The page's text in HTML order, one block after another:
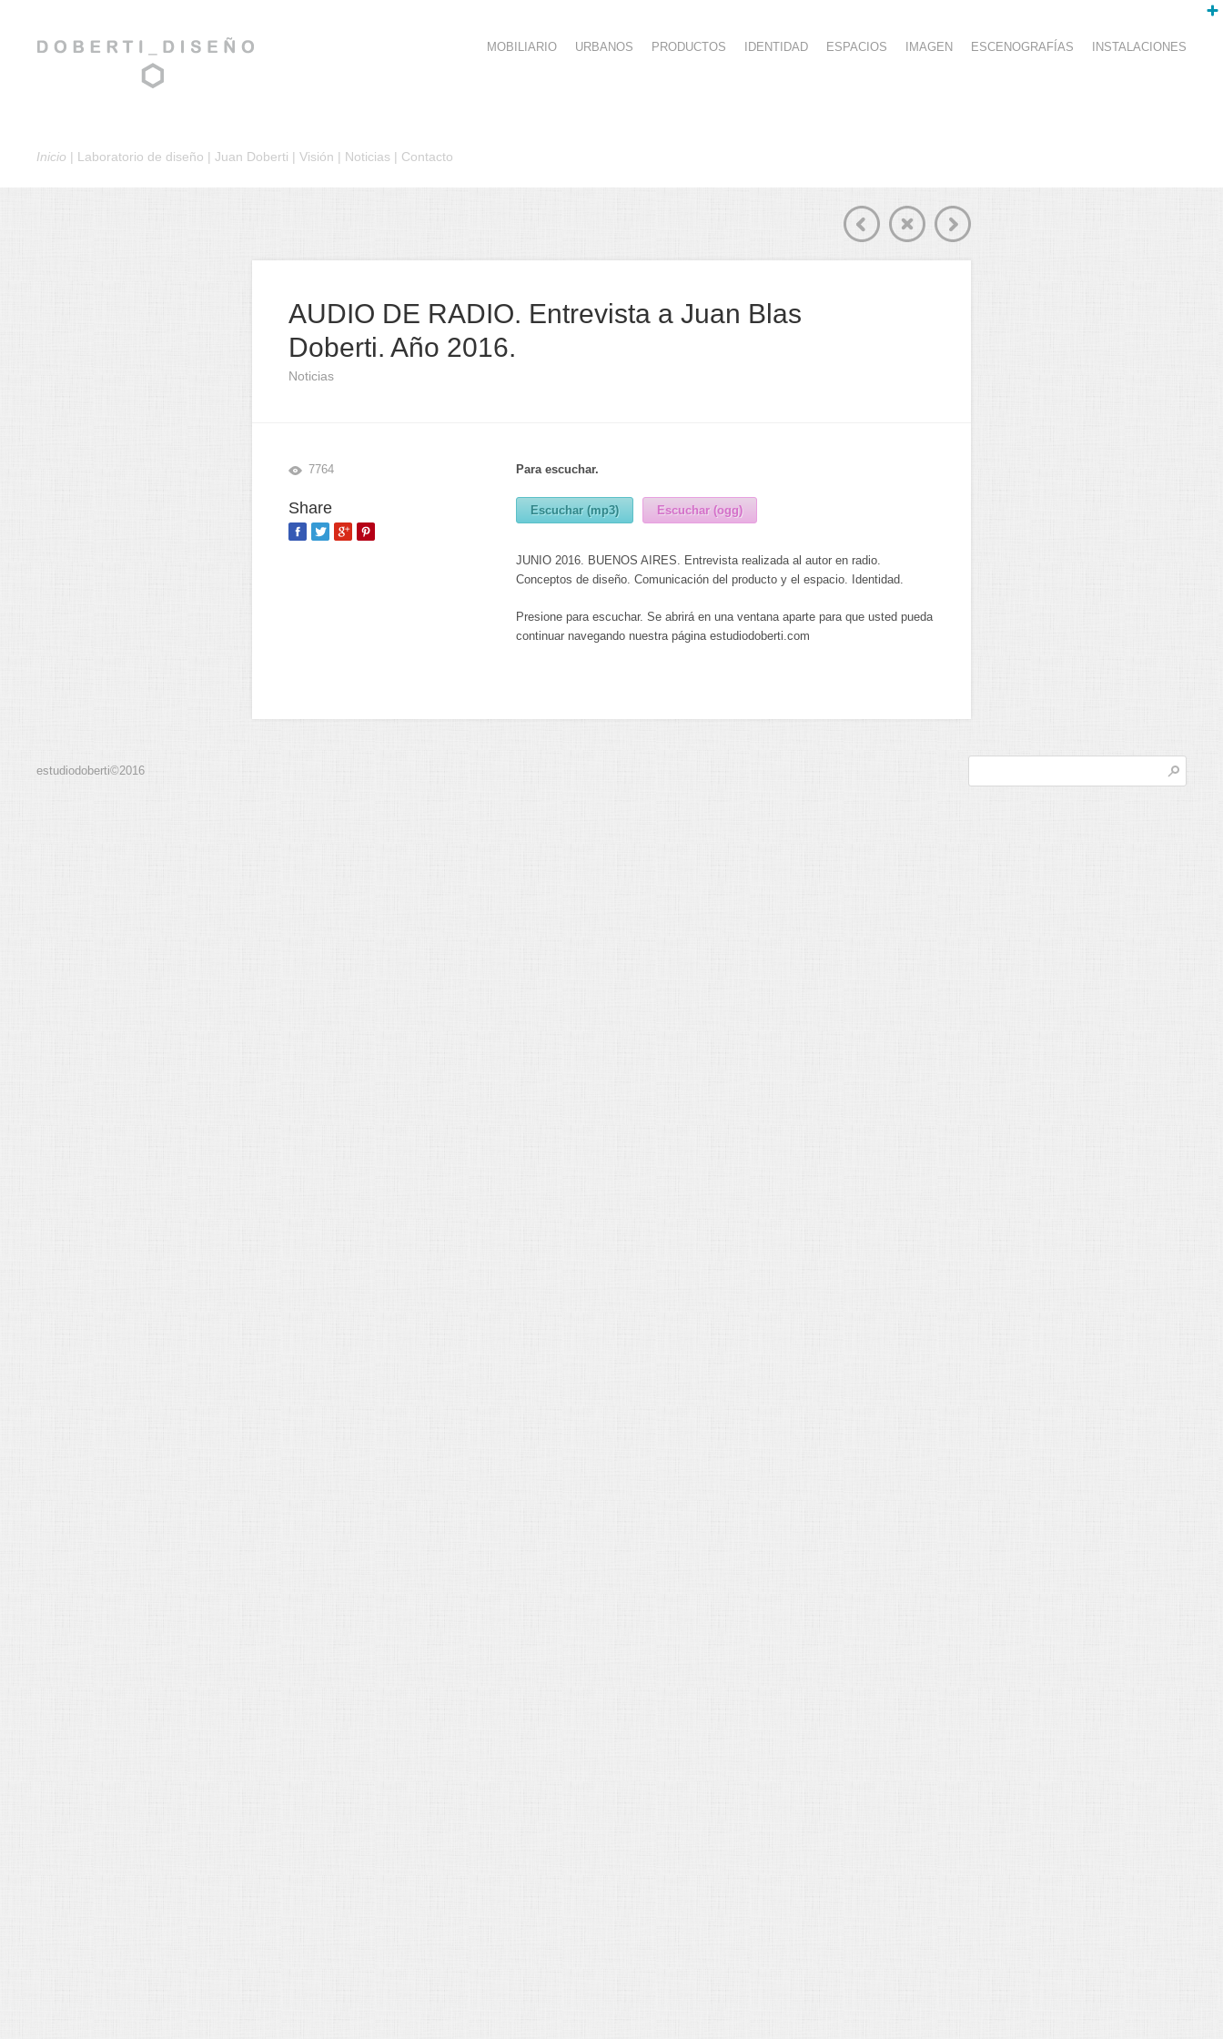
MOBILIARIO URBANOS PRODUCTOS IDENTIDAD ESPACIOS IMAGEN ESCENOGRAFÍAS INSTALACIONES
Inicio | Laboratorio de diseño | Juan Doberti | Visión | Noticias | Contacto
AUDIO DE RADIO. Entrevista a Juan Blas
Doberti. Año 2016.
Noticias
7764
Share
Para escuchar.
Escuchar (mp3) Escuchar (ogg)
JUNIO 2016. BUENOS AIRES. Entrevista realizada al autor en radio.
Conceptos de diseño. Comunicación del producto y el espacio. Identidad.
Presione para escuchar. Se abrirá en una ventana aparte para que usted pueda
continuar navegando nuestra página estudiodoberti.com
estudiodoberti©2016